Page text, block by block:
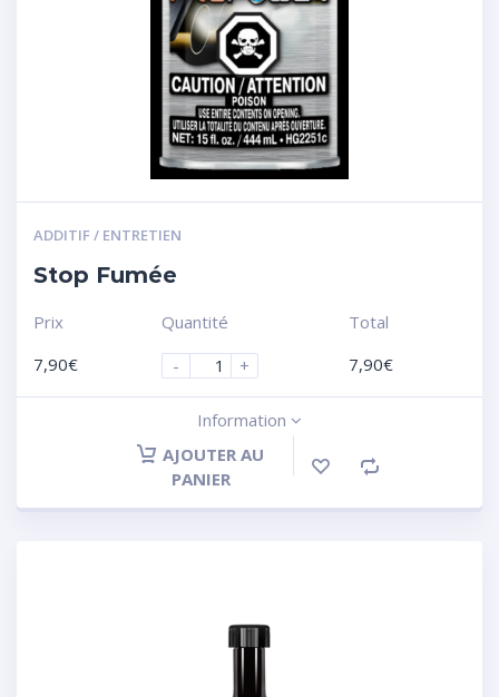
ADDITIF / ENTRETIEN
Stop Fumée
Prix
7,90€
Quantité
-
+
Total
7,90€
Information
AJOUTER AU
PANIER